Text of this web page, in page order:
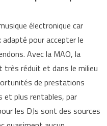
électronique car
adapté pour accepter le
Avec la MAO, la
réduit et dans le milieu
de prestations
et plus rentables, par
les DJs sont des sources